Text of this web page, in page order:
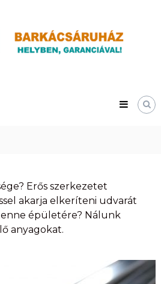
Erős szerkezetet
akarja elkeríteni udvarát
épületére? Nálunk
anyagokat.